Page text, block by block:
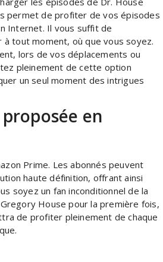
permet de profiter de vos épisodes
Internet. Il vous suffit de
tout moment, où que vous soyez.
lors de vos déplacements ou
pleinement de cette option
un seul moment des intrigues
en
Prime. Les abonnés peuvent
haute définition, offrant ainsi
soyez un fan inconditionnel de la
House pour la première fois,
de profiter pleinement de chaque